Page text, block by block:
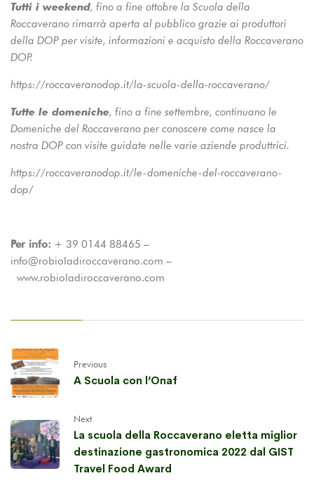
Tutti i weekend, fino a fine ottobre la Scuola della
Roccaverano rimarrà aperta al pubblico grazie ai produttori
della DOP per visite, informazioni e acquisto della Roccaverano
DOP.
https://roccaveranodop.it/la-scuola-della-roccaverano/
Tutte le domeniche, fino a fine settembre, continuano le
Domeniche del Roccaverano per conoscere come nasce la
nostra DOP con visite guidate nelle varie aziende produttrici.
https://roccaveranodop.it/le-domeniche-del-roccaverano-
dop/
Per info: + 39 0144 88465 –
info@robioladiroccaverano.com –
www.robioladiroccaverano.com
Previous
A Scuola con l’Onaf
Next
La scuola della Roccaverano eletta miglior
destinazione gastronomica 2022 dal GIST
Travel Food Award